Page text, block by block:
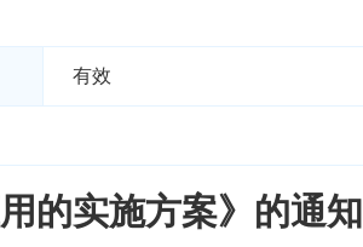
有效
的实施方案》的通知